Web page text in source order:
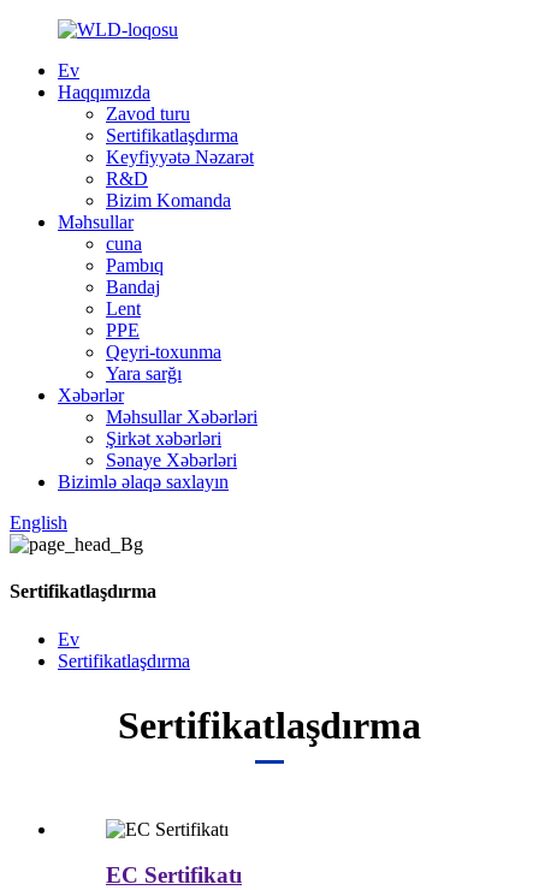
Ev
Haqqımızda
Zavod turu
Sertifikatlaşdırma
Keyfiyyətə Nəzarət
R&D
Bizim Komanda
Məhsullar
cuna
Pambıq
Bandaj
Lent
PPE
Qeyri-toxunma
Yara sarğı
Xəbərlər
Məhsullar Xəbərləri
Şirkət xəbərləri
Sənaye Xəbərləri
Bizimlə əlaqə saxlayın
English
Sertifikatlaşdırma
Ev
Sertifikatlaşdırma
Sertifikatlaşdırma
EC Sertifikatı